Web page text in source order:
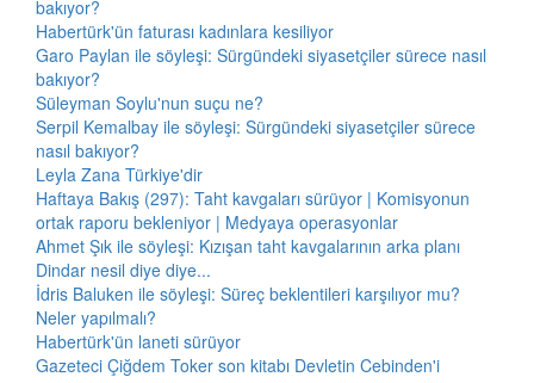
bakıyor?
Habertürk'ün faturası kadınlara kesiliyor
Garo Paylan ile söyleşi: Sürgündeki siyasetçiler sürece nasıl
bakıyor?
Süleyman Soylu'nun suçu ne?
Serpil Kemalbay ile söyleşi: Sürgündeki siyasetçiler sürece
nasıl bakıyor?
Leyla Zana Türkiye'dir
Haftaya Bakış (297): Taht kavgaları sürüyor | Komisyonun
ortak raporu bekleniyor | Medyaya operasyonlar
Ahmet Şık ile söyleşi: Kızışan taht kavgalarının arka planı
Dindar nesil diye diye...
İdris Baluken ile söyleşi: Süreç beklentileri karşılıyor mu?
Neler yapılmalı?
Habertürk'ün laneti sürüyor
Gazeteci Çiğdem Toker son kitabı Devletin Cebinden'i